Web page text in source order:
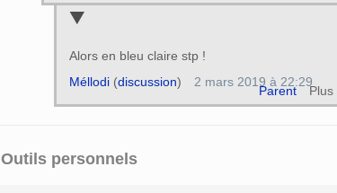
Alors en bleu claire stp !
Parent Plus
Méllodi(discussion) 2 mars 2019 à 22:29
Outils personnels